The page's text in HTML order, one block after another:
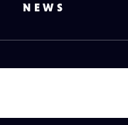
NEWS